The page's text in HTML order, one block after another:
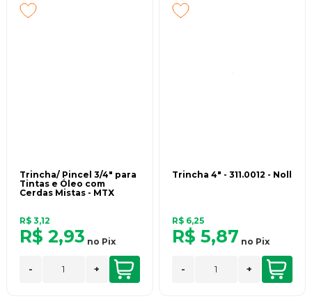
Trincha/ Pincel 3/4" para
Tintas e Óleo com
Cerdas Mistas - MTX
R$ 3,12
R$ 2,93 no Pix
- +
Trincha 4" - 311.0012 - Noll
R$ 6,25
R$ 5,87 no Pix
- +